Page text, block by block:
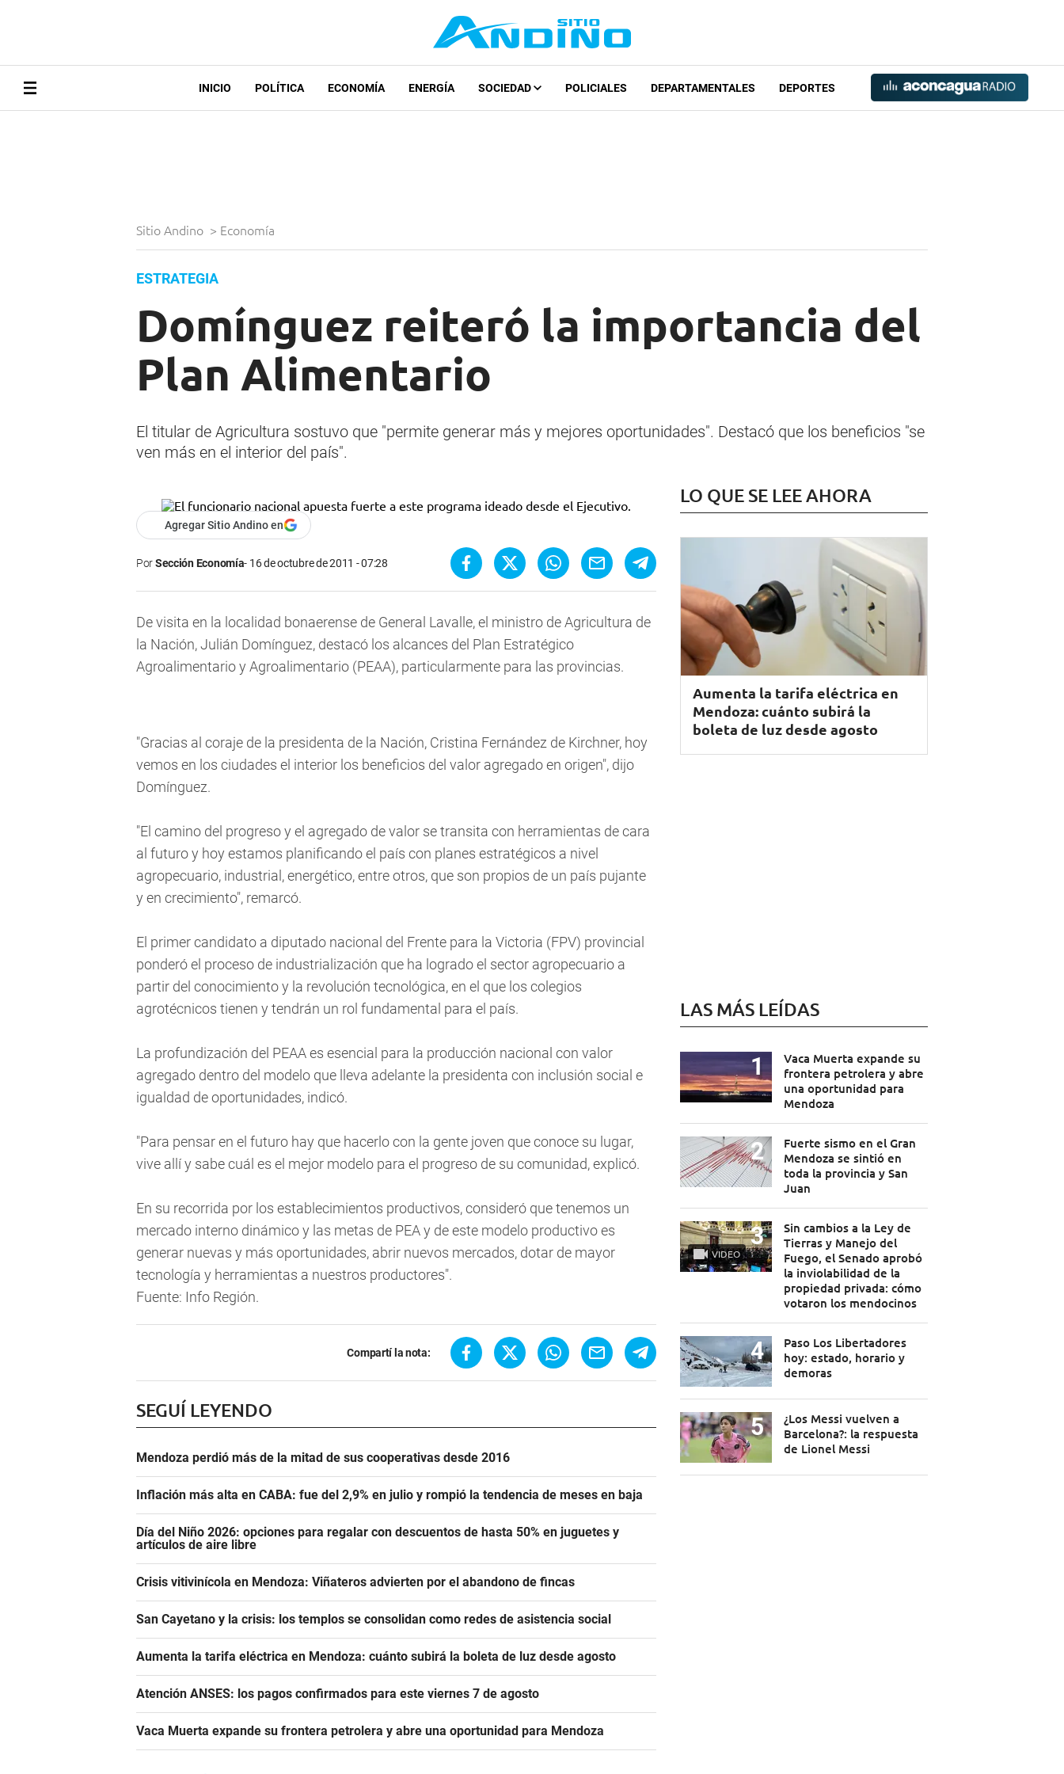
INICIO POLÍTICA ECONOMÍA ENERGÍA SOCIEDAD POLICIALES DEPARTAMENTALES DEPORTES
Sitio Andino > Economía
ESTRATEGIA
Domínguez reiteró la importancia del
Plan Alimentario
El titular de Agricultura sostuvo que "permite generar más y mejores oportunidades". Destacó que los beneficios "se
ven más en el interior del país".
Agregar Sitio Andino en
PorSección Economía 16 de octubre de 2011 - 07:28
De visita en la localidad bonaerense de General Lavalle, el ministro de Agricultura de
la Nación, Julián Domínguez, destacó los alcances del Plan Estratégico
Agroalimentario y Agroalimentario (PEAA), particularmente para las provincias.
"Gracias al coraje de la presidenta de la Nación, Cristina Fernández de Kirchner, hoy
vemos en los ciudades el interior los beneficios del valor agregado en origen", dijo
Domínguez.
"El camino del progreso y el agregado de valor se transita con herramientas de cara
al futuro y hoy estamos planificando el país con planes estratégicos a nivel
agropecuario, industrial, energético, entre otros, que son propios de un país pujante
y en crecimiento", remarcó.
El primer candidato a diputado nacional del Frente para la Victoria (FPV) provincial
ponderó el proceso de industrialización que ha logrado el sector agropecuario a
partir del conocimiento y la revolución tecnológica, en el que los colegios
agrotécnicos tienen y tendrán un rol fundamental para el país.
La profundización del PEAA es esencial para la producción nacional con valor
agregado dentro del modelo que lleva adelante la presidenta con inclusión social e
igualdad de oportunidades, indicó.
"Para pensar en el futuro hay que hacerlo con la gente joven que conoce su lugar,
vive allí y sabe cuál es el mejor modelo para el progreso de su comunidad, explicó.
En su recorrida por los establecimientos productivos, consideró que tenemos un
mercado interno dinámico y las metas de PEA y de este modelo productivo es
generar nuevas y más oportunidades, abrir nuevos mercados, dotar de mayor
tecnología y herramientas a nuestros productores".
Fuente: Info Región.
Compartí la nota:
SEGUÍ LEYENDO
Mendoza perdió más de la mitad de sus cooperativas desde 2016
Inflación más alta en CABA: fue del 2,9% en julio y rompió la tendencia de meses en baja
Día del Niño 2026: opciones para regalar con descuentos de hasta 50% en juguetes y
artículos de aire libre
Crisis vitivinícola en Mendoza: Viñateros advierten por el abandono de fincas
San Cayetano y la crisis: los templos se consolidan como redes de asistencia social
Aumenta la tarifa eléctrica en Mendoza: cuánto subirá la boleta de luz desde agosto
Atención ANSES: los pagos confirmados para este viernes 7 de agosto
Vaca Muerta expande su frontera petrolera y abre una oportunidad para Mendoza
LO QUE SE LEE AHORA
Aumenta la tarifa eléctrica en
Mendoza: cuánto subirá la
boleta de luz desde agosto
LAS MÁS LEÍDAS
Vaca Muerta expande su
frontera petrolera y abre
una oportunidad para
Mendoza
Fuerte sismo en el Gran
Mendoza se sintió en
toda la provincia y San
Juan
VIDEO
Sin cambios a la Ley de
Tierras y Manejo del
Fuego, el Senado aprobó
la inviolabilidad de la
propiedad privada: cómo
votaron los mendocinos
Paso Los Libertadores
hoy: estado, horario y
demoras
¿Los Messi vuelven a
Barcelona?: la respuesta
de Lionel Messi